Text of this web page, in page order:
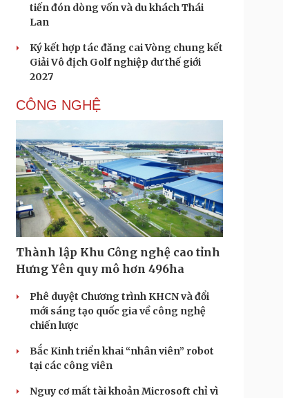
tiến đón dòng vốn và du khách Thái
Lan
Ký kết hợp tác đăng cai Vòng chung kết
Giải Vô địch Golf nghiệp dư thế giới
2027
CÔNG NGHỆ
Thành lập Khu Công nghệ cao tỉnh
Hưng Yên quy mô hơn 496ha
Phê duyệt Chương trình KHCN và đổi
mới sáng tạo quốc gia về công nghệ
chiến lược
Bắc Kinh triển khai “nhân viên” robot
tại các công viên
Nguy cơ mất tài khoản Microsoft chỉ vì